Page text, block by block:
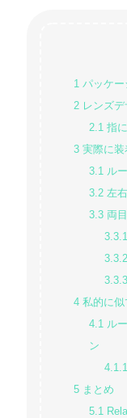
1 パッケー
2 レンズ
2.1 指
3 実際に装
3.1
ル
3.2左右
3.3両目
3.3.1
3.3.2
3.3.3
4 私的に
4.1
ル
ン
4.1.1
5 まとめ
5.1